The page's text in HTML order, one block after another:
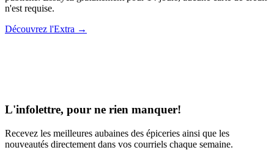
n'est requise.
Découvrez l'Extra →
L'infolettre, pour ne rien manquer!
Recevez les meilleures aubaines des épiceries ainsi que les
nouveautés directement dans vos courriels chaque semaine.